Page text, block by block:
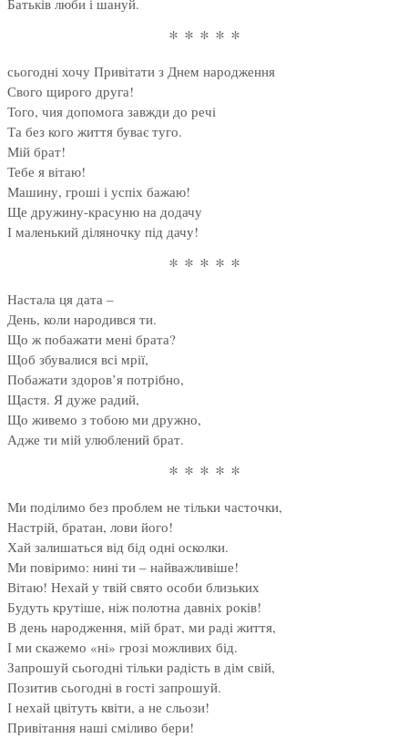
Батьків люби і шануй.
* * * * *
сьогодні хочу Привітати з Днем народження
Свого щирого друга!
Того, чия допомога завжди до речі
Та без кого життя буває туго.
Мій брат!
Тебе я вітаю!
Машину, гроші і успіх бажаю!
Ще дружину-красуню на додачу
І маленький діляночку під дачу!
* * * * *
Настала ця дата –
День, коли народився ти.
Що ж побажати мені брата?
Щоб збувалися всі мрії,
Побажати здоров’я потрібно,
Щастя. Я дуже радий,
Що живемо з тобою ми дружно,
Адже ти мій улюблений брат.
* * * * *
Ми поділимо без проблем не тільки часточки,
Настрій, братан, лови його!
Хай залишаться від бід одні осколки.
Ми повіримо: нині ти – найважливіше!
Вітаю! Нехай у твій свято особи близьких
Будуть крутіше, ніж полотна давніх років!
В день народження, мій брат, ми раді життя,
І ми скажемо «ні» грозі можливих бід.
Запрошуй сьогодні тільки радість в дім свій,
Позитив сьогодні в гості запрошуй.
І нехай цвітуть квіти, а не сльози!
Привітання наші сміливо бери!